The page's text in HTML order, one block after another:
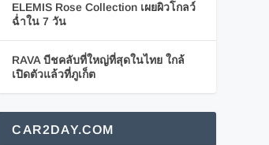
ELEMIS Rose Collection เผยผิวโกลว์
ฉ่ำใน 7 วัน
RAVA บีชคลับที่ใหญ่ที่สุดในไทย ใกล้
เปิดตัวแล้วที่ภูเก็ต
CAR2DAY.COM